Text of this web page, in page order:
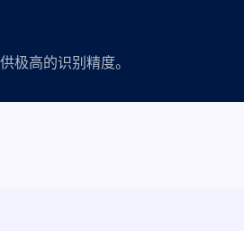
极高的识别精度。